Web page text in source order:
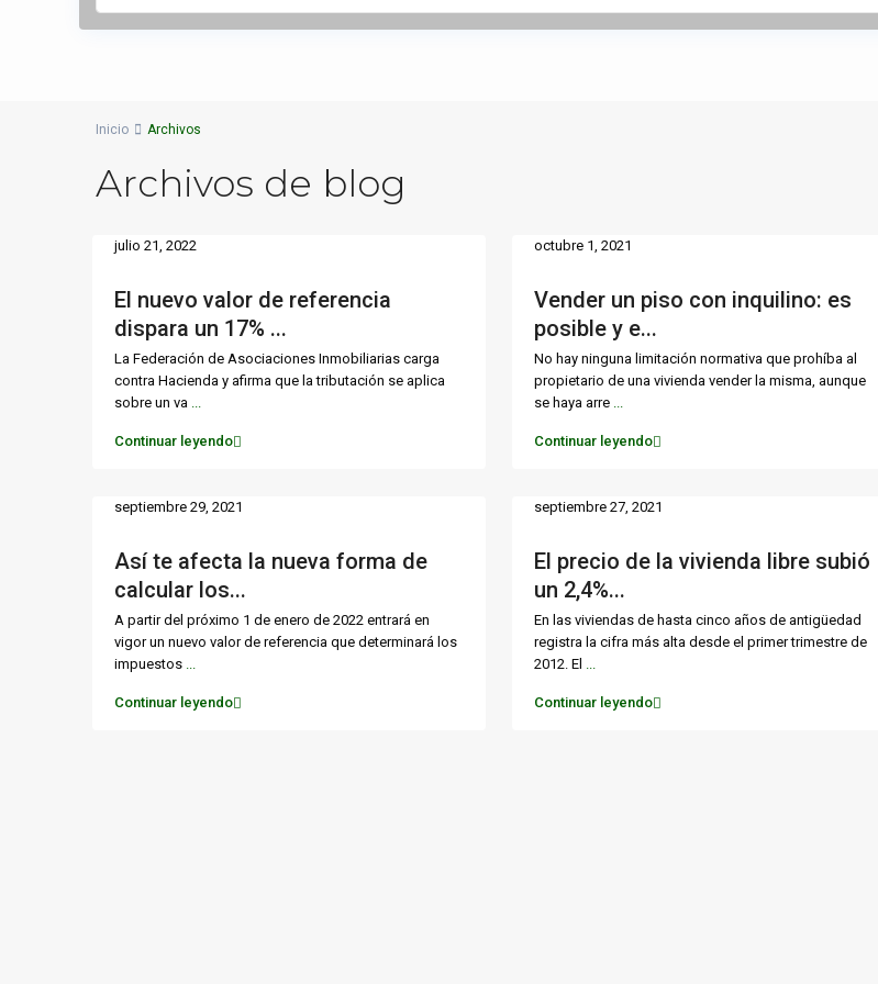
Inicio Archivos
Archivos de blog
El nuevo valor de referencia
dispara un 17% ...
julio 21, 2022
La Federación de Asociaciones Inmobiliarias carga
contra Hacienda y afirma que la tributación se aplica
sobre un va ...
Continuar leyendo
Vender un piso con inquilino: es
posible y e...
octubre 1, 2021
No hay ninguna limitación normativa que prohíba al
propietario de una vivienda vender la misma, aunque
se haya arre ...
Continuar leyendo
Así te afecta la nueva forma de
calcular los...
septiembre 29, 2021
A partir del próximo 1 de enero de 2022 entrará en
vigor un nuevo valor de referencia que determinará los
impuestos ...
Continuar leyendo
El precio de la vivienda libre subió
un 2,4%...
septiembre 27, 2021
En las viviendas de hasta cinco años de antigüedad
registra la cifra más alta desde el primer trimestre de
2012. El ...
Continuar leyendo